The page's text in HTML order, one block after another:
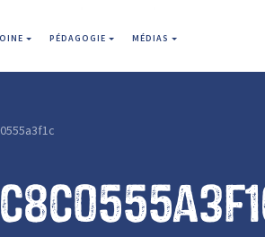
PÉDAGOGIE MÉDIAS